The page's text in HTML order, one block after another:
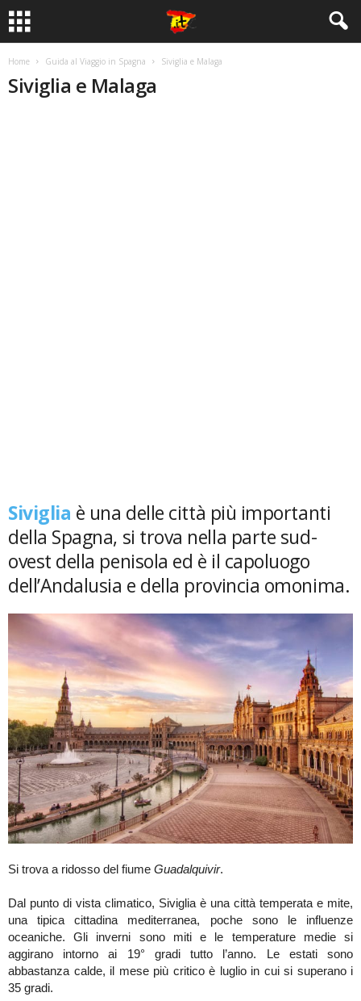
Home Guida al Viaggio in Spagna Siviglia e Malaga
Siviglia e Malaga
Siviglia è una delle città più importanti
della Spagna, si trova nella parte sud-
ovest della penisola ed è il capoluogo
dell’Andalusia e della provincia omonima.
Si trova a ridosso del fiume Guadalquivir.
Dal punto di vista climatico, Siviglia è una città temperata e mite,
una tipica cittadina mediterranea, poche sono le influenze
oceaniche. Gli inverni sono miti e le temperature medie si
aggirano intorno ai 19° gradi tutto l’anno. Le estati sono
abbastanza calde, il mese più critico è luglio in cui si superano i
35 gradi.